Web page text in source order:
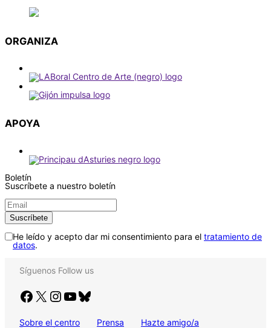
ORGANIZA
APOYA
Boletín
Suscríbete a nuestro boletín
He leído y acepto dar mi consentimiento para el tratamiento de
datos.
Síguenos Follow us
Facebook X Instagram YouTube Bluesky
Sobre el centro Prensa
Hazte amigo/a